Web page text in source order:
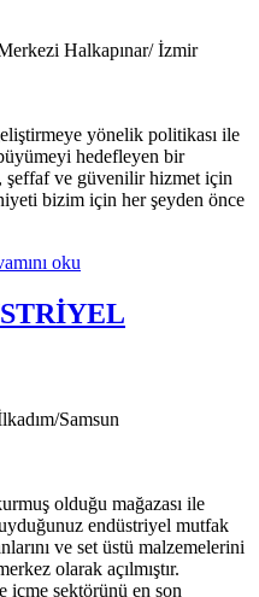
Halkapınar/ İzmir
yönelik politikası ile
hedefleyen bir
şeffaf ve güvenilir hizmet için
bizim için her şeyden önce
oku
Samsun
olduğu mağazası ile
endüstriyel mutfak
ve set üstü malzemelerini
olarak açılmıştır.
içme sektörünü en son